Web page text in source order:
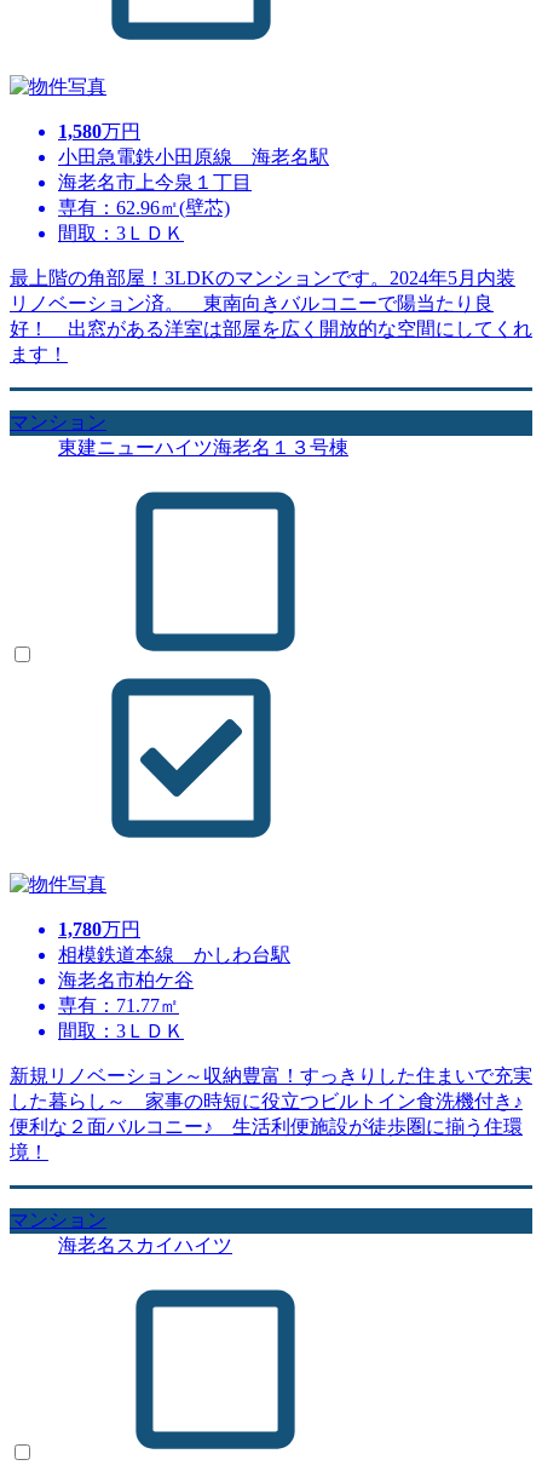
1,580万円
小田急電鉄小田原線 海老名駅
海老名市上今泉１丁目
専有：62.96㎡(壁芯)
間取：3ＬＤＫ
最上階の角部屋！3LDKのマンションです。2024年5月内装
リノベーション済。 東南向きバルコニーで陽当たり良
好！ 出窓がある洋室は部屋を広く開放的な空間にしてくれ
ます！
マンション
東建ニューハイツ海老名１３号棟
1,780万円
相模鉄道本線 かしわ台駅
海老名市柏ケ谷
専有：71.77㎡
間取：3ＬＤＫ
新規リノベーション～収納豊富！すっきりした住まいで充実
した暮らし～ 家事の時短に役立つビルトイン食洗機付き♪
便利な２面バルコニー♪ 生活利便施設が徒歩圏に揃う住環
境！
マンション
海老名スカイハイツ